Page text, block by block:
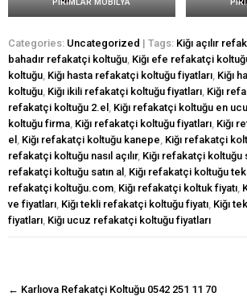
PIRIMLAR MOBİLYA
Categories: Uncategorized | Tags: Kiğı açılır
bahadır refakatçi koltuğu Kiğı efe refakatçi
koltuğu Kiğı hasta refakatçi koltuğu fiyatları Kiğı
koltuğu Kiğı ikili refakatçi koltuğu fiyatları Kiğı
refakatçi koltuğu 2.el
Kiğı refakatçi koltuğu en
koltuğu firma Kiğı refakatçi koltuğu fiyatları Kiğı
el
Kiğı refakatçi koltuğu kanepe Kiğı refakatçi
refakatçi koltuğu nasıl açılır, Kiğı refakatçi koltuğu
refakatçi koltuğu satın al
Kiğı refakatçi koltuğu
refakatçi koltuğu.com Kiğı refakatçi koltuk fiyatı
ve fiyatları Kiğı tekli refakatçi koltuğu fiyatı Kiğı
fiyatları Kiğı ucuz refakatçi koltuğu fiyatları
navigasyon
← Karlıova Refakatçi Koltuğu 0542 251 11 70